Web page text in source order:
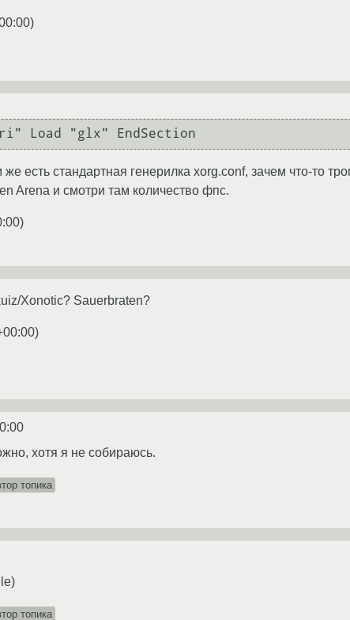
)
Load "glx" EndSection
есть стандартная генерилка xorg.conf, зачем что-то
Arena и смотри там количество фпс.
)
Xonotic? Sauerbraten?
)
хотя я не собираюсь.
топика
топика